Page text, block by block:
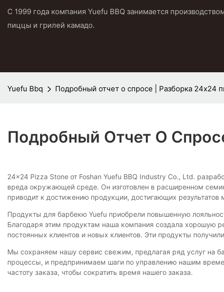
С 1999 года компания Yuefu BBQ занимается
пиццы и грилей камадо.
Yuefu Bbq Подробный отчет о спросе | Разборка 24x24
Подробный Отчет О
24x24 Pizza Stone от Foshan Yuefu BBQ Industry Co., Ltd.
вреда окружающей среде. Он изготовлен в расширенном
приводит к достижению продукции, достигающих результатов
Продукты для барбекю Yuefu приобрели повышенную
Благодаря этим продуктам наша компания создала хорошую
постоянных клиентов и новых клиентов. Эти продукты
Мы сохраняем нашу сервис свежим, предлагая ряд услуг на
процессы, и предпринимаем шаги по управлению нашим
частоту заказа, чтобы сократить время нашего заказа.